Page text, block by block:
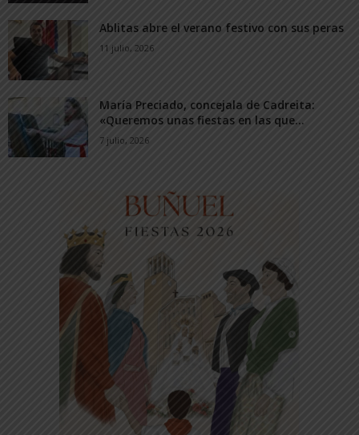
Ablitas abre el verano festivo con sus peras
11 julio, 2026
María Preciado, concejala de Cadreita:
«Queremos unas fiestas en las que...
7 julio, 2026